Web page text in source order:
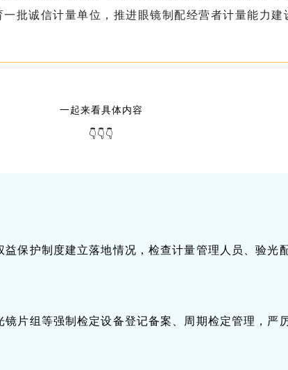
批诚信计量单位，推进眼镜制配经营者计量能力
一起来看具体内容
👇️👇️👇️
益保护制度建立落地情况，检查计量管理人员、验光
镜片组等强制检定设备登记备案、周期检定管理，严